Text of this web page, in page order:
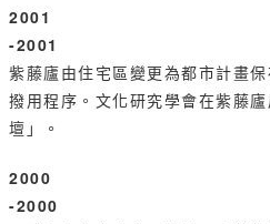
2001
-2001
紫藤廬由住宅區變更為都市計畫
撥用程序。文化研究學會在紫藤
壇」。
2000
-2000